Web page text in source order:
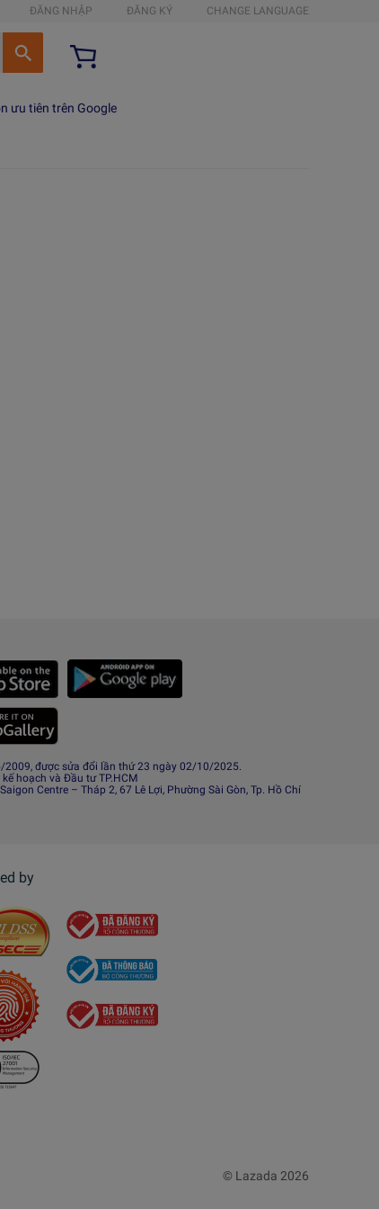
ĐĂNG NHẬP ĐĂNG KÝ CHANGE LANGUAGE
ưu tiên trên Google
được sửa đổi lần thứ 23 ngày 02/10/2025.
hoạch và Đầu tư TP.HCM
Centre – Tháp 2, 67 Lê Lợi, Phường Sài Gòn, Tp. Hồ Chí
by
© Lazada 2026